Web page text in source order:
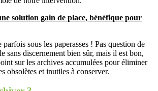
solution gain de place, bénéfique pour
sous les paperasses ! Pas question de
sans discernement bien sûr, mais il est bon,
sur les archives accumulées pour éliminer
obsolètes et inutiles à conserver.